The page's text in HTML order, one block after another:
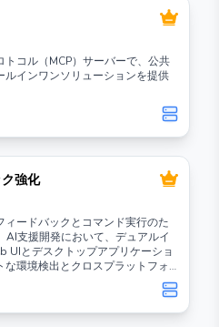
コル（MCP）サーバーで、公共
インワンソリューションを提供
強化
ードバックとコマンド実行のた
AI支援開発において、デュアルイ
UIとデスクトップアプリケーショ
環境検出とクロスプラットフォ